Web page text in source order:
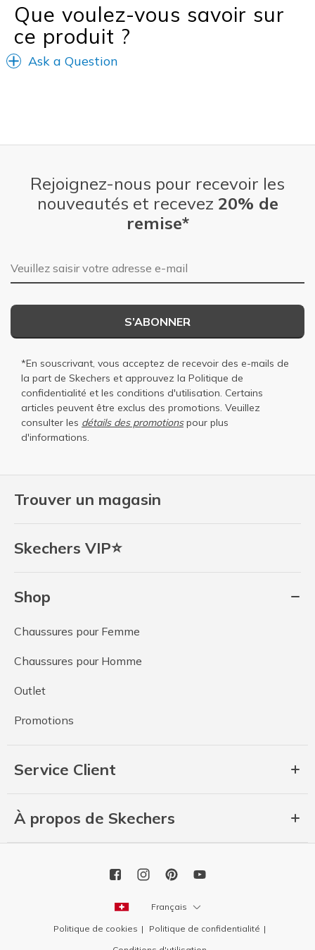
Que voulez-vous savoir sur
ce produit ?
Ask a Question
Trouver un magasin
Skechers VIP⭐
Shop
Chaussures pour Femme
Chaussures pour Homme
Outlet
Promotions
Service Client
À propos de Skechers
Rejoignez-nous pour recevoir les
nouveautés et recevez 20% de
remise*
Adresse e-mail
S’ABONNER
*En souscrivant, vous acceptez de recevoir des e-mails de
la part de Skechers et approuvez la Politique de
confidentialité et les conditions d'utilisation. Certains
articles peuvent être exclus des promotions. Veuillez
consulter les détails des promotionspour plus
d'informations.
Français
Politique de cookies
Politique de confidentialité